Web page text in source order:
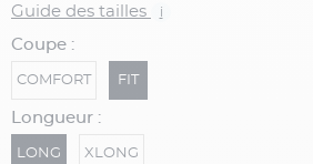
Guide des tailles i
Coupe :
COMFORT FIT
Longueur :
LONG XLONG